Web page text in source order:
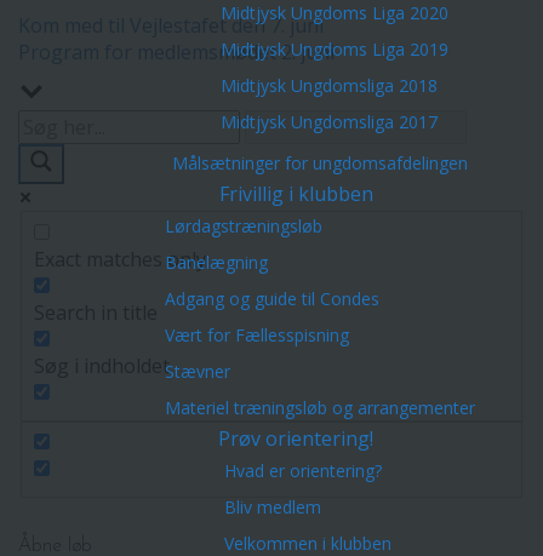
Midtjysk Ungdoms Liga 2020
Midtjysk Ungdoms Liga 2019
Midtjysk Ungdomsliga 2018
Midtjysk Ungdomsliga 2017
Målsætninger for ungdomsafdelingen
Frivillig i klubben
Lørdagstræningsløb
Banelægning
Adgang og guide til Condes
Vært for Fællesspisning
Stævner
Materiel træningsløb og arrangementer
Prøv orientering!
Hvad er orientering?
Bliv medlem
Velkommen i klubben
Kom med til Vejlestafet den 7. juni
Program for medlemsmødet 2. juni
Exact matches only
Søg i indholdet